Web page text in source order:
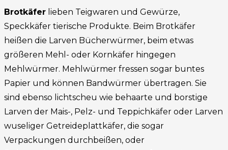
Brotkäfer lieben Teigwaren und Gewürze,
Speckkäfer tierische Produkte. Beim Brotkäfer
heißen die Larven Bücherwürmer, beim etwas
größeren Mehl- oder Kornkäfer hingegen
Mehlwürmer. Mehlwürmer fressen sogar buntes
Papier und können Bandwürmer übertragen. Sie
sind ebenso lichtscheu wie behaarte und borstige
Larven der Mais-, Pelz- und Teppichkäfer oder Larven
wuseliger Getreideplattkäfer, die sogar
Verpackungen durchbeißen, oder